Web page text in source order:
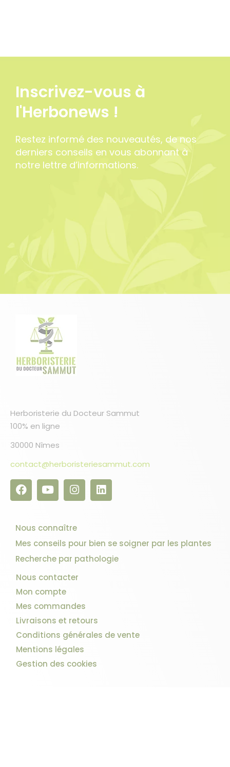
Inscrivez-vous à
l'Herbonews !
Restez informé des nouveautés, de nos
derniers conseils en vous abonnant à
notre lettre d’informations.
Herboristerie du Docteur Sammut
100% en ligne
30000 Nîmes
contact@herboristeriesammut.com
Nous connaître
Mes conseils pour bien se soigner par les plantes
Recherche par pathologie
Nous contacter
Mon compte
Mes commandes
Livraisons et retours
Conditions générales de vente
Mentions légales
Gestion des cookies